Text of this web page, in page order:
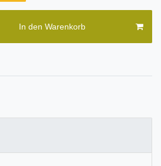
In den Warenkorb